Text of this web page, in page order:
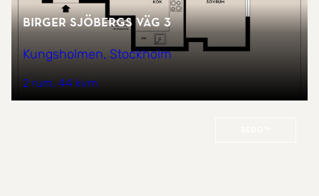
Birger Sjöbergs väg 3
Kungsholmen, Stockholm
2 rum 44 kvm